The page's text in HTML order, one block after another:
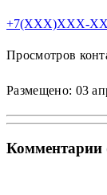
+7(XXX)XXX-
Просмотров
Размещено: 03
Комментарии